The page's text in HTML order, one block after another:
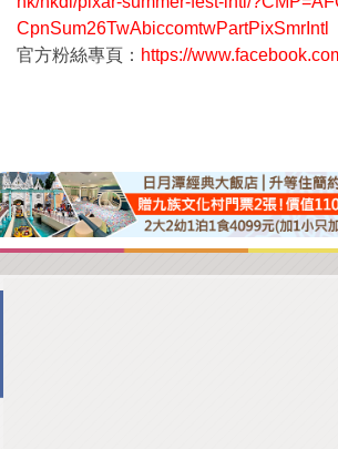
CpnSum26TwAbiccomtwPartPixSmrIntl
官方粉絲專頁： https://